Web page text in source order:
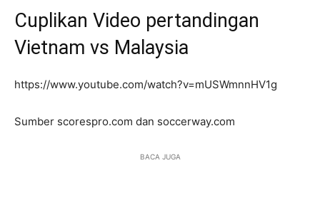
Cuplikan Video pertandingan
Vietnam vs Malaysia
https://www.youtube.com/watch?v=mUSWmnnHV1g
Sumber scorespro.com dan soccerway.com
BACA JUGA